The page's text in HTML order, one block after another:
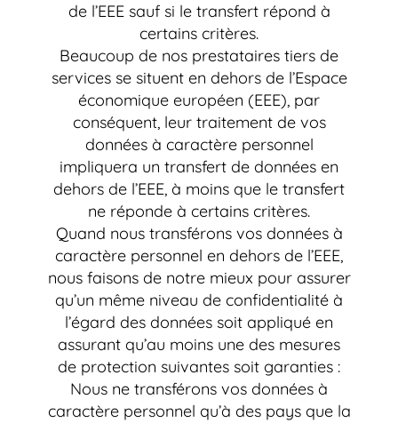
de l’EEE sauf si le transfert répond à
certains critères.
Beaucoup de nos prestataires tiers de
services se situent en dehors de l’Espace
économique européen (EEE), par
conséquent, leur traitement de vos
données à caractère personnel
impliquera un transfert de données en
dehors de l’EEE, à moins que le transfert
ne réponde à certains critères.
Quand nous transférons vos données à
caractère personnel en dehors de l’EEE,
nous faisons de notre mieux pour assurer
qu’un même niveau de confidentialité à
l’égard des données soit appliqué en
assurant qu’au moins une des mesures
de protection suivantes soit garanties :
Nous ne transférons vos données à
caractère personnel qu’à des pays que la